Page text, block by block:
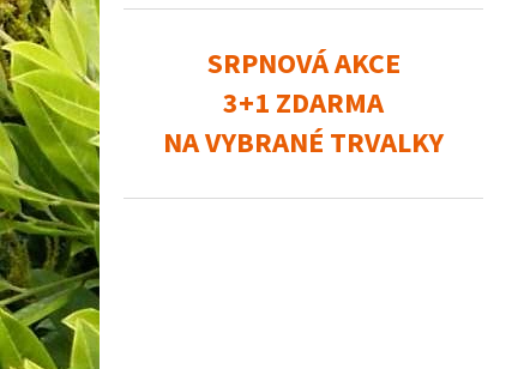
SRPNOVÁ AKCE
3+1 ZDARMA
NA VYBRANÉ TRVALKY